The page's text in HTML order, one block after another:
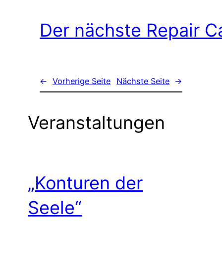
Der nächste Repair
← Vorherige Seite Nächste Seite →
Veranstaltungen
„Konturen der
Seele“